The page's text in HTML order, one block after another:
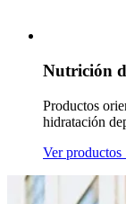
Nutrición
Productos
hidratación
Ver productos